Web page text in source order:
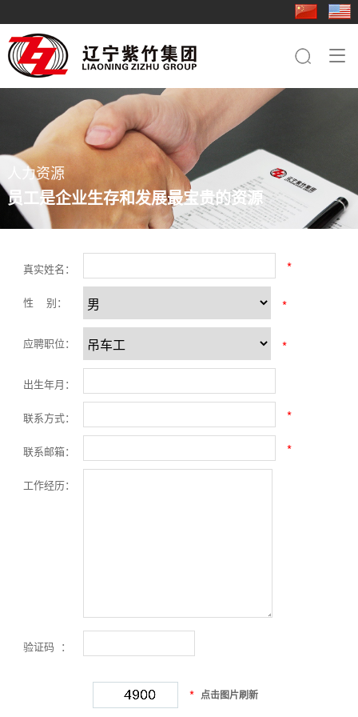

走进紫竹
集团简介
品牌文化
员工关怀
紫竹影像
新闻中心
集团快讯
行业动态
业务板块
钢铁板块
桩工机械板块
农业机械板块
贸易板块
行业应用
基础工程
电力铁塔
桥梁
船舶
轨道交通
成员企业
紫竹三轧
科技型钢
重型特钢
轻型特钢
紫竹装备
人力资源
人才理念
社会招聘
简历投递
联系我们
钢铁板块
桩工机械板块
农业机械板块
人力资源
员工是企业生存和发展最宝贵的资源
真实姓名： *
性 别： *
应聘职位： *
出生年月：
联系方式： *
联系邮箱： *
工作经历：
验证码 ：
* 点击图片刷新